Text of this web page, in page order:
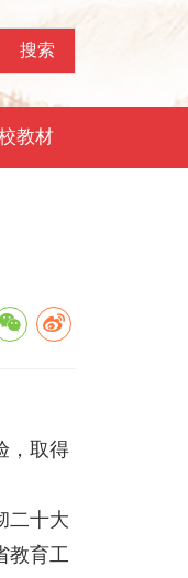
教材
，取得
二十大
教育工